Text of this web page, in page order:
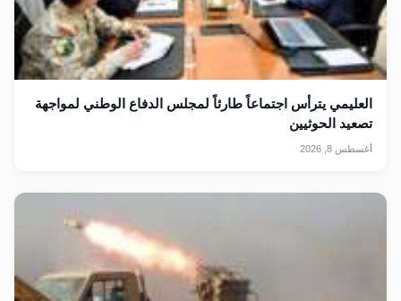
العليمي يترأس اجتماعاً طارئاً لمجلس الدفاع الوطني لمواجهة
تصعيد الحوثيين
أغسطس 8, 2026